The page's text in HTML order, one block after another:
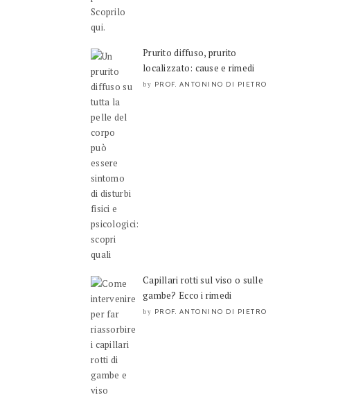
Prurito diffuso, prurito
localizzato: cause e rimedi
by PROF. ANTONINO DI PIETRO
Capillari rotti sul viso o sulle
gambe? Ecco i rimedi
by PROF. ANTONINO DI PIETRO